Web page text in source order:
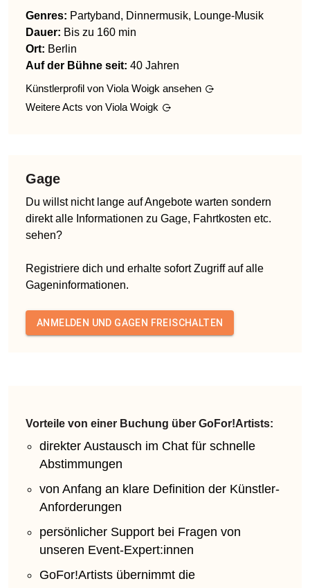
Genres: Partyband, Dinnermusik, Lounge-Musik
Dauer: Bis zu 160 min
Ort: Berlin
Auf der Bühne seit: 40 Jahren
Künstlerprofil von Viola Woigk ansehen
Weitere Acts von Viola Woigk
Gage
Du willst nicht lange auf Angebote warten sondern
direkt alle Informationen zu Gage, Fahrtkosten etc.
sehen?
Registriere dich und erhalte sofort Zugriff auf alle
Gageninformationen.
ANMELDEN UND GAGEN FREISCHALTEN
Vorteile von einer Buchung über GoFor!Artists:
direkter Austausch im Chat für schnelle
Abstimmungen
von Anfang an klare Definition der Künstler-
Anforderungen
persönlicher Support bei Fragen von
unseren Event-Expert:innen
GoFor!Artists übernimmt die